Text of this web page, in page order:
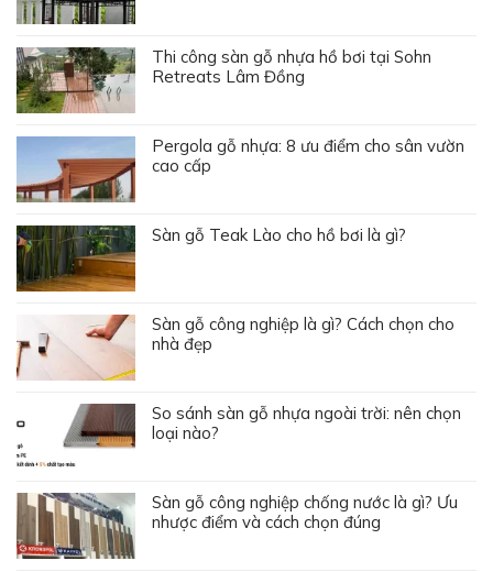
Thi công sàn gỗ nhựa hồ bơi tại Sohn
Retreats Lâm Đồng
Pergola gỗ nhựa: 8 ưu điểm cho sân vườn
cao cấp
Sàn gỗ Teak Lào cho hồ bơi là gì?
Sàn gỗ công nghiệp là gì? Cách chọn cho
nhà đẹp
So sánh sàn gỗ nhựa ngoài trời: nên chọn
loại nào?
Sàn gỗ công nghiệp chống nước là gì? Ưu
nhược điểm và cách chọn đúng